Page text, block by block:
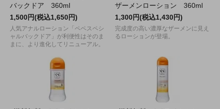
バックドア 360ml
1,500円(税込1,650円)
人気アナルローション「ペペスペシ
ャルバックドア」が利便性はそのま
まに、より進化してリニューアル。
ザーメンローション 360ml
1,300円(税込1,430円)
完成度の高い濃厚なザーメンに見え
るローションが登場。